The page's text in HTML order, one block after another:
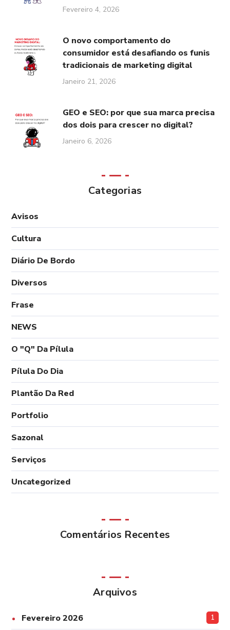
Fevereiro 4, 2026
O novo comportamento do
consumidor está desafiando os funis
tradicionais de marketing digital
Janeiro 21, 2026
GEO e SEO: por que sua marca precisa
dos dois para crescer no digital?
Janeiro 6, 2026
Categorias
Avisos
Cultura
Diário De Bordo
Diversos
Frase
NEWS
O "Q" Da Pílula
Pílula Do Dia
Plantão Da Red
Portfolio
Sazonal
Serviços
Uncategorized
Comentários Recentes
Arquivos
Fevereiro 2026 1